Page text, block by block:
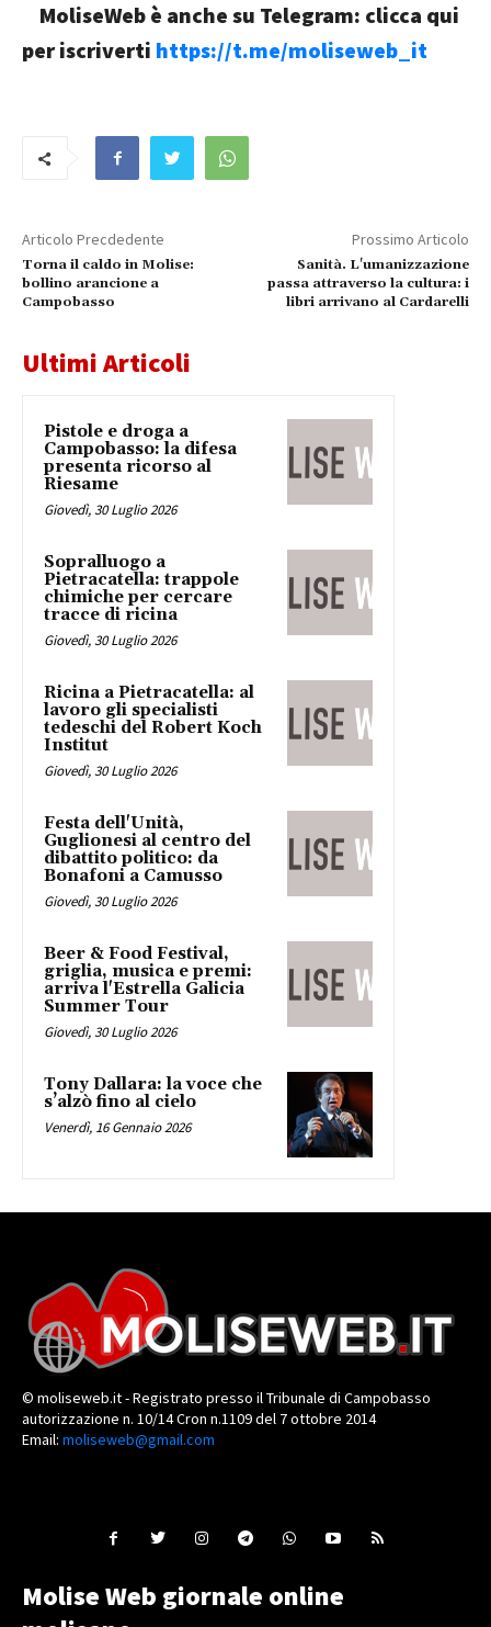
MoliseWeb è anche su Telegram: clicca qui
per iscriverti https://t.me/moliseweb_it
Articolo Precdedente
Torna il caldo in Molise:
bollino arancione a
Campobasso
Prossimo Articolo
Sanità. L'umanizzazione
passa attraverso la cultura: i
libri arrivano al Cardarelli
Ultimi Articoli
Pistole e droga a
Campobasso: la difesa
presenta ricorso al
Riesame
Giovedì, 30 Luglio 2026
Sopralluogo a
Pietracatella: trappole
chimiche per cercare
tracce di ricina
Giovedì, 30 Luglio 2026
Ricina a Pietracatella: al
lavoro gli specialisti
tedeschi del Robert Koch
Institut
Giovedì, 30 Luglio 2026
Festa dell'Unità,
Guglionesi al centro del
dibattito politico: da
Bonafoni a Camusso
Giovedì, 30 Luglio 2026
Beer & Food Festival,
griglia, musica e premi:
arriva l'Estrella Galicia
Summer Tour
Giovedì, 30 Luglio 2026
Tony Dallara: la voce che
s’alzò fino al cielo
Venerdì, 16 Gennaio 2026
© moliseweb.it - Registrato presso il Tribunale di Campobasso
autorizzazione n. 10/14 Cron n.1109 del 7 ottobre 2014
Email: moliseweb@gmail.com
Molise Web giornale online